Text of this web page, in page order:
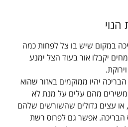
במקום שיש בו צל לפחות כמה
יקבלו אור בעוד הצל ימנע
יהיו ממוקמים באזור שהוא
מהם עלים על מנת לא
או עצים גדולים שהשורשים שלהם
הבריכה. אפשר גם לפרוס רשת